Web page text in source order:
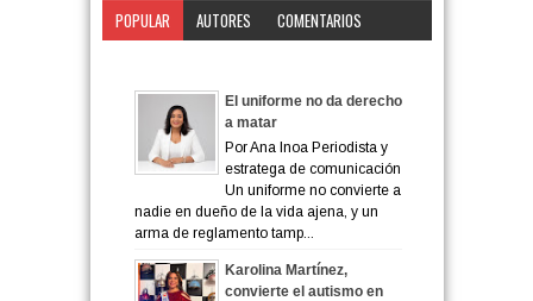
POPULAR AUTORES
COMENTARIOS
El uniforme no da derecho
a matar
Por Ana Inoa Periodista y
estratega de comunicación
Un uniforme no convierte a
nadie en dueño de la vida ajena, y un
arma de reglamento tamp...
Karolina Martínez,
convierte el autismo en